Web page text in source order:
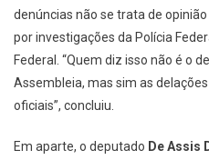
denúncias não se trata de
por investigações da Polícia
Federal. “Quem diz isso não é o
Assembleia, mas sim as
oficiais”, concluiu.
Em aparte, o deputado De Assis